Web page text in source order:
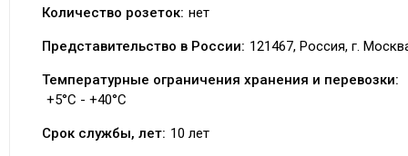
Количество розеток: нет
Представительство в России: 121467, Россия, г.
Температурные ограничения хранения и перевозки:
+5°C - +40°C
Срок службы, лет: 10 лет